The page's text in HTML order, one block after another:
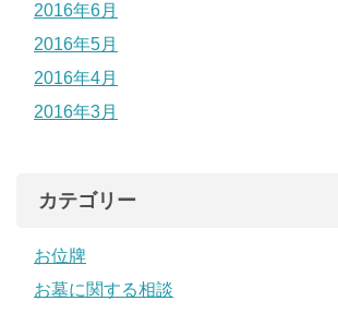
2016年6月
2016年5月
2016年4月
2016年3月
カテゴリー
お位牌
お墓に関する相談